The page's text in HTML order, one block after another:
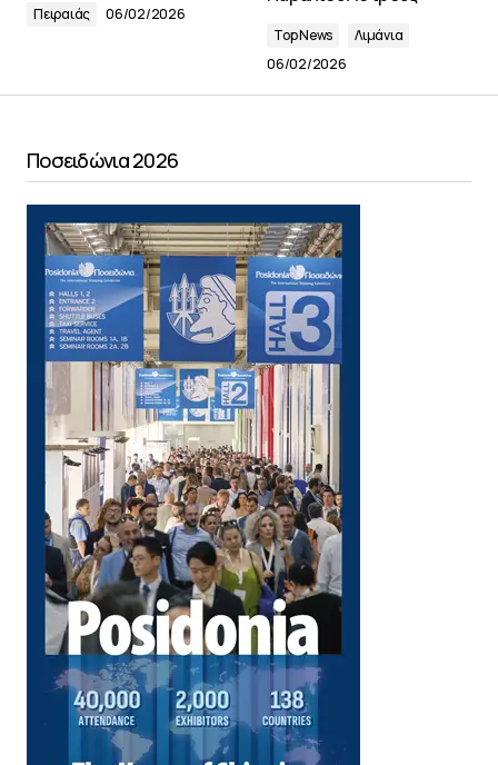
Πειραιάς 06/02/2026
Top News
Λιμάνια
06/02/2026
Ποσειδώνια 2026